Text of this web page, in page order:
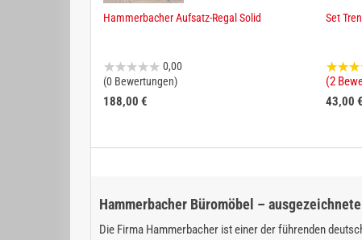
Hammerbacher Aufsatz-Regal Solid
0,00
(0 Bewertungen)
188,00 €
Set
(2
43,00 €
Hammerbacher Büromöbel –
Die Firma Hammerbacher ist einer der führenden